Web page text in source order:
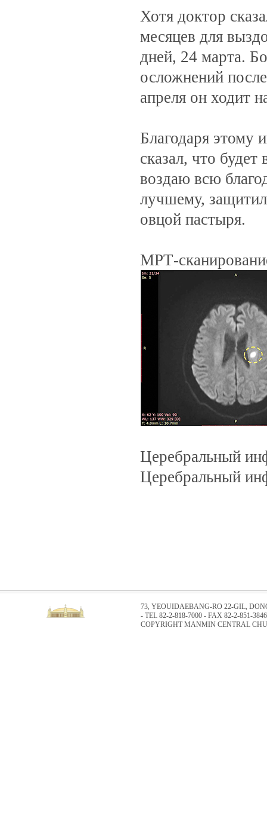
Хотя доктор
месяцев для
дней, 24 марта.
осложнений
апреля он ходит
Благодаря этому
сказал, что
воздаю всю
лучшему,
овцой пастыря.
МРТ-
Церебральный
Церебральный
73, YEOUIDAEBANG-RO 22-GIL,
- TEL 82-2-818-7000 - FAX 82-2-851-3846
COPYRIGHT MANMIN CENTRAL